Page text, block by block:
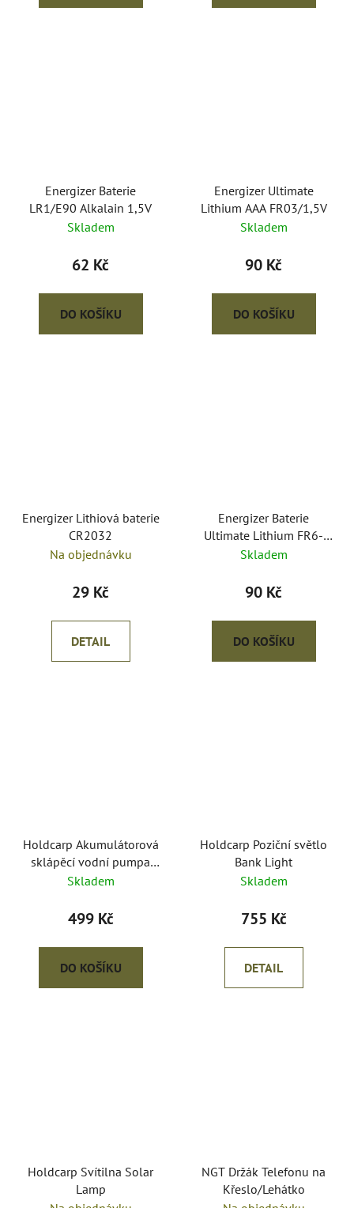
Energizer Baterie
LR1/E90 Alkalain 1,5V
Skladem
62 Kč
DO KOŠÍKU
Energizer Ultimate
Lithium AAA FR03/1,5V
Skladem
90 Kč
DO KOŠÍKU
Energizer Lithiová baterie
CR2032
Na objednávku
29 Kč
DETAIL
Energizer Baterie
Ultimate Lithium FR6-
AA/1,5V
Skladem
90 Kč
DO KOŠÍKU
Holdcarp Akumulátorová
sklápěcí vodní pumpa
Smart Rechargeable Tap
Skladem
499 Kč
DO KOŠÍKU
Holdcarp Poziční světlo
Bank Light
Skladem
755 Kč
DETAIL
Holdcarp Svítilna Solar
Lamp
NGT Držák Telefonu na
Křeslo/Lehátko